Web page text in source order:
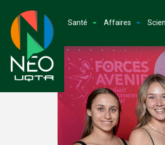
Santé Affaires